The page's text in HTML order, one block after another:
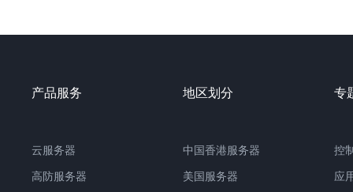
产品服务
云服务器
高防服务器
地区划分
中国香港服务器
美国服务器
专
控
应